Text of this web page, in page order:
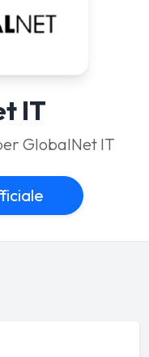
IT
GlobalNet IT